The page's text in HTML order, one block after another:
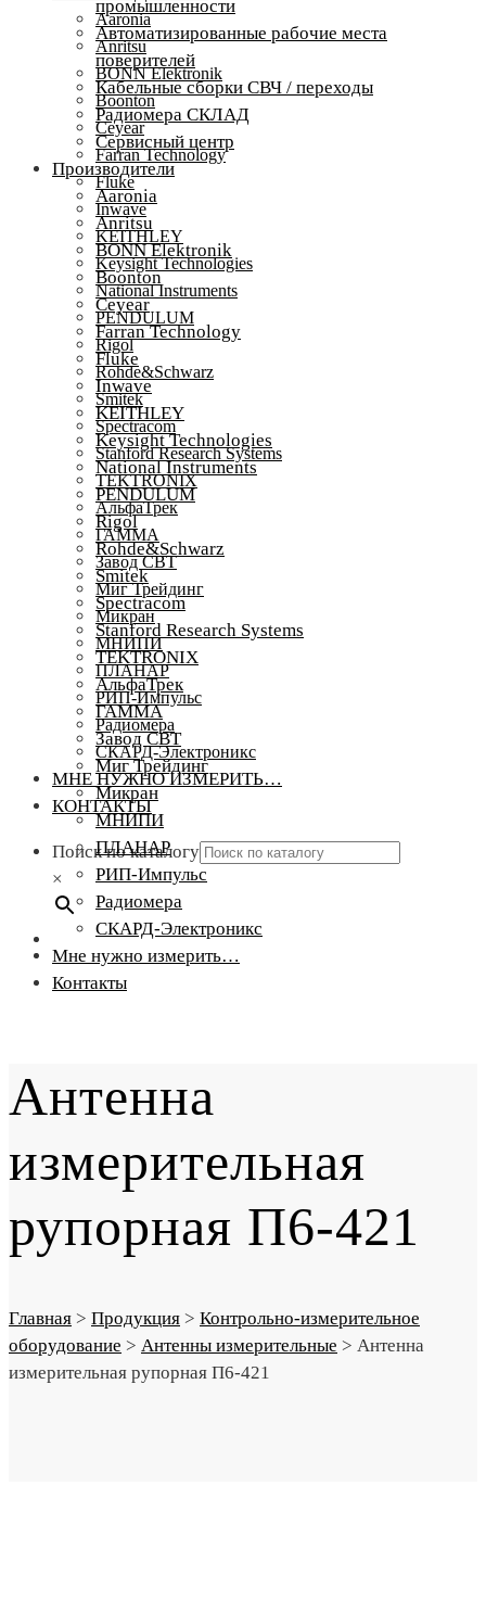
Aaronia
Anritsu
BONN Elektronik
Boonton
Ceyear
Farran Technology
Fluke
Inwave
KEITHLEY
Keysight Technologies
National Instruments
PENDULUM
Rigol
Rohde&Schwarz
Smitek
Spectracom
Stanford Research Systems
TEKTRONIX
АльфаТрек
ГАММА
Завод СВТ
Миг Трейдинг
Микран
МНИПИ
ПЛАНАР
РИП-Импульс
Радиомера
СКАРД-Электроникс
МНЕ НУЖНО ИЗМЕРИТЬ…
КОНТАКТЫ
Поиск по каталогу
×
промышленности
Автоматизированные рабочие места
поверителей
Кабельные сборки СВЧ / переходы
Радиомера СКЛАД
Сервисный центр
Производители
Aaronia
Anritsu
BONN Elektronik
Boonton
Ceyear
Farran Technology
Fluke
Inwave
KEITHLEY
Keysight Technologies
National Instruments
PENDULUM
Rigol
Rohde&Schwarz
Smitek
Spectracom
Stanford Research Systems
TEKTRONIX
АльфаТрек
ГАММА
Завод СВТ
Миг Трейдинг
Микран
МНИПИ
ПЛАНАР
РИП-Импульс
Радиомера
СКАРД-Электроникс
Мне нужно измерить…
Контакты
Антенна
измерительная
рупорная П6-421
Главная > Продукция > Контрольно-измерительное
оборудование > Антенны измерительные > Антенна
измерительная рупорная П6-421